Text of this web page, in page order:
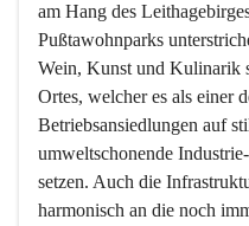
am Hang des
Pußtawohnparks
Wein, Kunst und Kulinarik
Ortes, welcher es als einer
Betriebsansiedlungen auf
umweltschonende
setzen. Auch die
harmonisch an die noch